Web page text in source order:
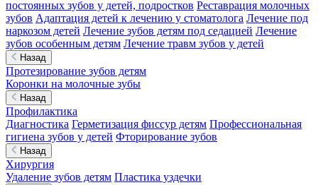
постоянных зубов у детей, подростков Реставрация молочных
зубов Адаптация детей к лечению у стоматолога Лечение под
наркозом детей Лечение зубов детям под седацией Лечение
зубов особенным детям Лечение травм зубов у детей
Назад
Протезирование зубов детям
Коронки на молочные зубы
Назад
Профилактика
Диагностика Герметизация фиссур детям Профессиональная
гигиена зубов у детей Фторирование зубов
Назад
Хирургия
Удаление зубов детям Пластика уздечки